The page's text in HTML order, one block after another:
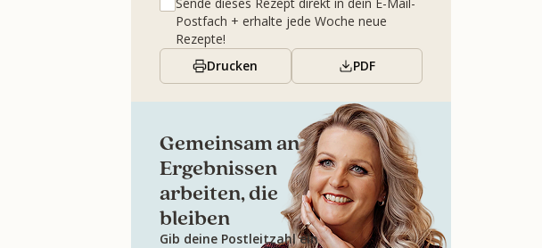
Postfach + erhalte jede Woche neue
Rezepte!
Drucken
PDF
Gemeinsam an
Ergebnissen
arbeiten, die
bleiben
Gib deine Postleitzahl ein